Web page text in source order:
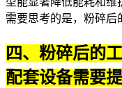
需要思考的是，粉碎后
四、粉碎后的
配套设备需要